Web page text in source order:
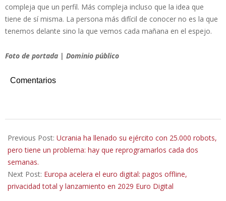
compleja que un perfil. Más compleja incluso que la idea que
tiene de sí misma. La persona más difícil de conocer no es la que
tenemos delante sino la que vemos cada mañana en el espejo.
Foto de portada | Dominio público
Comentarios
06-
17
Previous Post: Ucrania ha llenado su ejército con 25.000 robots,
pero tiene un problema: hay que reprogramarlos cada dos
semanas.
Next Post: Europa acelera el euro digital: pagos offline,
privacidad total y lanzamiento en 2029 Euro Digital